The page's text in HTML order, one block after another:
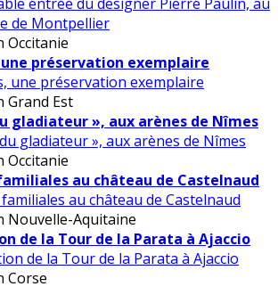
Occitanie
préservation exemplaire
Grand Est
gladiateur », aux arènes de Nîmes
Occitanie
au château de Castelnaud
Nouvelle-Aquitaine
de la Tour de la Parata à Ajaccio
Corse